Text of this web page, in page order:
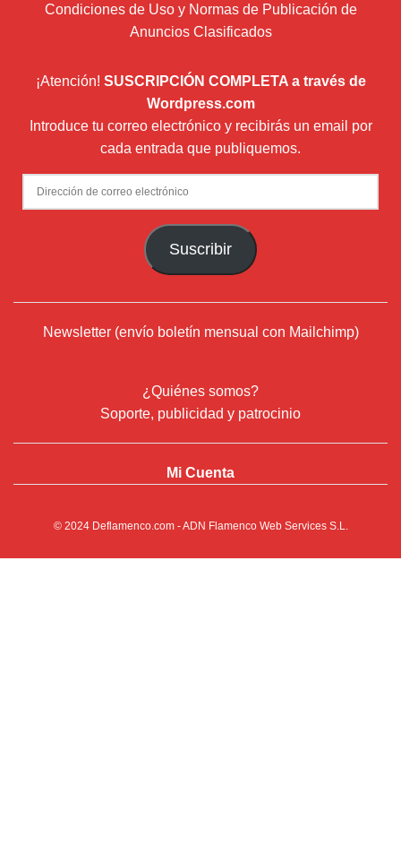
Condiciones de Uso y Normas de Publicación de
Anuncios Clasificados
¡Atención! SUSCRIPCIÓN COMPLETA a través de
Wordpress.com
Introduce tu correo electrónico y recibirás un email por
cada entrada que publiquemos.
Dirección
de
Suscribir
Newsletter (envío boletín mensual con Mailchimp)
¿Quiénes somos?
Soporte, publicidad y patrocinio
Mi Cuenta
© 2024 Deflamenco.com- ADN Flamenco Web Services S.L.